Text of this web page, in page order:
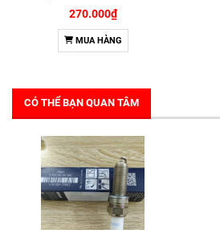
cái
270.000₫
MUA HÀNG
CÓ THỂ BẠN QUAN TÂM